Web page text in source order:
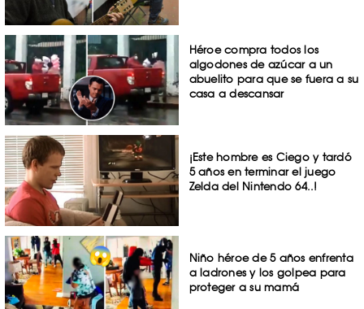
Héroe compra todos los
algodones de azúcar a un
abuelito para que se fuera a su
casa a descansar
¡Este hombre es Ciego y tardó
5 años en terminar el juego
Zelda del Nintendo 64..!
Niño héroe de 5 años enfrenta
a ladrones y los golpea para
proteger a su mamá